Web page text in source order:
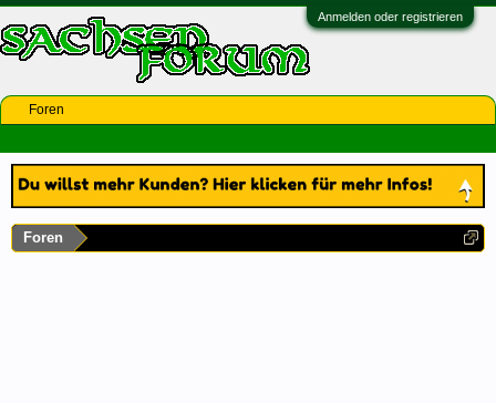
Anmelden oder registrieren
Foren
Foren